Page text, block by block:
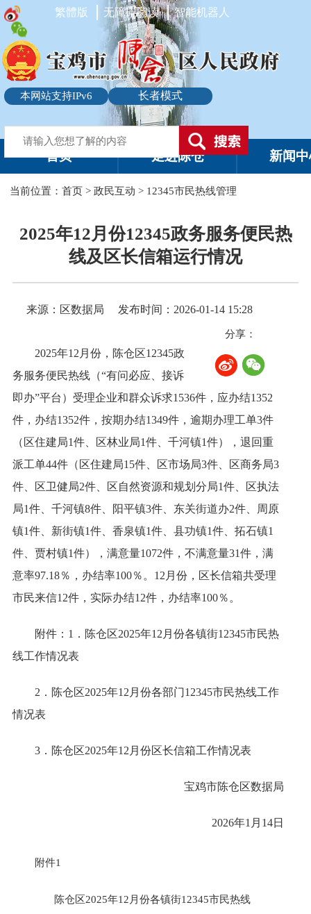
本网站支持IPv6 长者模式
繁體版 无障碍阅读 智能机器人
首页 走进陈仓 新闻
当前位置：首页 >政民互动 > 12345市民热线管理
2025年12月份12345政务服务便民热
线及区长信箱运行情况
来源：区数据局 发布时间：2026-01-14 15:28
分享：
2025年12月份，陈仓区12345政
务服务便民热线（“有问必应、接诉
即办”平台）受理企业和群众诉求1536件，应办结1352
件，办结1352件，按期办结1349件，逾期办理工单3件
（区住建局1件、区林业局1件、千河镇1件），退回重
派工单44件（区住建局15件、区市场局3件、区商务局3
件、区卫健局2件、区自然资源和规划分局1件、区执法
局1件、千河镇8件、阳平镇3件、东关街道办2件、周原
镇1件、新街镇1件、香泉镇1件、县功镇1件、拓石镇1
件、贾村镇1件），满意量1072件，不满意量31件，满
意率97.18％，办结率100％。12月份，区长信箱共受理
市民来信12件，实际办结12件，办结率100％。
附件：1．陈仓区2025年12月份各镇街12345市民热
线工作情况表
2．陈仓区2025年12月份各部门12345市民热线工作
情况表
3．陈仓区2025年12月份区长信箱工作情况表
宝鸡市陈仓区数据局
2026年1月14日
附件1
陈仓区2025年12月份各镇街12345市民热线